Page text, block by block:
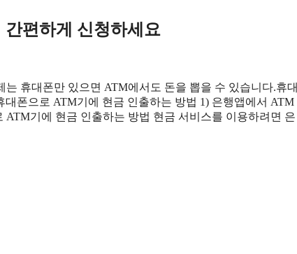
편하게 신청하세요
휴대폰만 있으면 ATM에서도 돈을 뽑을 수 있습니다.휴대
폰으로 ATM기에 현금 인출하는 방법 1) 은행앱에서 ATM
기에 현금 인출하는 방법 현금 서비스를 이용하려면 은